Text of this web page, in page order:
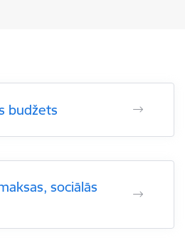
budžets
sociālās